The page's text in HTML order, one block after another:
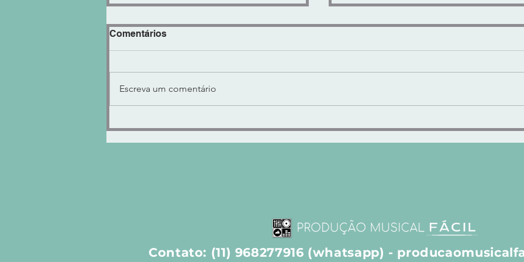
"KNOCK CLIPPER" Controle de
VOLUME ENCORPADO ou
"LUX SUB-BASS" - SUB-GRAVES
MODELADOS e CALOR
Comentários
Escreva um comentário
Contato: (11) 968277916 (whatsapp) -